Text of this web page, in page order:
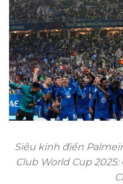
Siêu kinh điển
Club World Cup